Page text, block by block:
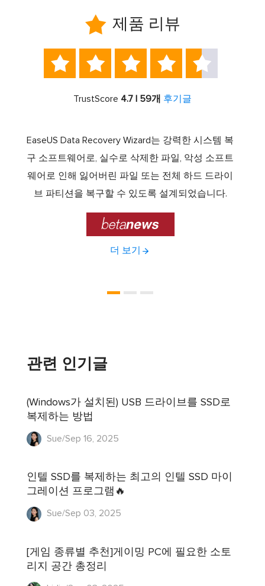
 제품 리뷰
    
TrustScore 4.7 | 59개 후기글
EaseUS Data Recovery Wizard는 강력한 시스템 복
구 소프트웨어로, 실수로 삭제한 파일, 악성 소프트
웨어로 인해 잃어버린 파일 또는 전체 하드 드라이
브 파티션을 복구할 수 있도록 설계되었습니다.

더 보기
관련 인기글
(Windows가 설치된) USB 드라이브를 SSD로
복제하는 방법
Sue/Sep 16, 2025
인텔 SSD를 복제하는 최고의 인텔 SSD 마이
그레이션 프로그램🔥
Sue/Sep 03, 2025
[게임 종류별 추천]게이밍 PC에 필요한 소토
리지 공간 총정리